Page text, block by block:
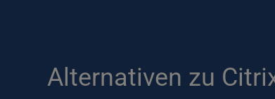
Alternativen zu